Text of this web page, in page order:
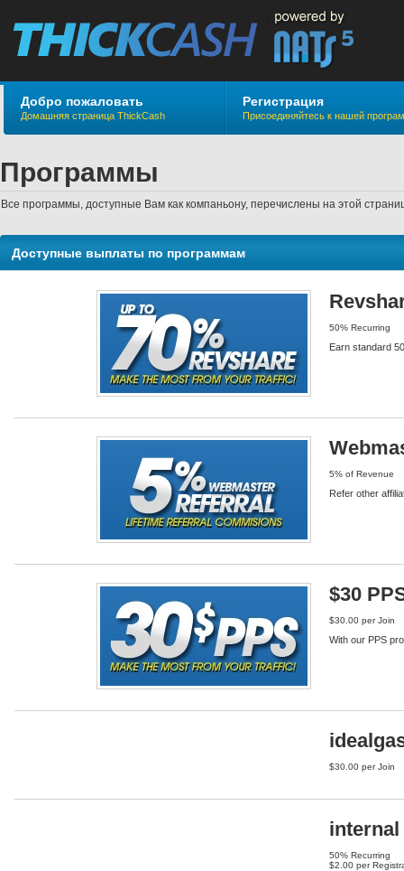
Добро пожаловать
Домашняя страница ThickCash
Регистрация
Присоединяйтесь к нашей
Программы
Все программы, доступные Вам как компаньону, перечислены на этой
Доступные выплаты по программам
50% Recurring
Earn standard
5% of Revenue
Refer other
$30
$30.00 per Join
With our PPS
$30.00 per Join
internal
50% Recurring
$2.00 per